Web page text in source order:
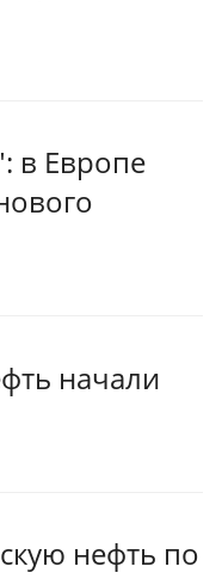
в Европе
начали
нефть по